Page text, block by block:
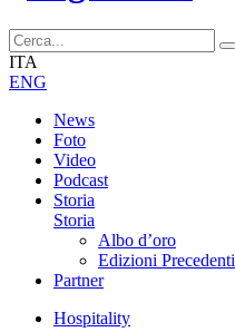
ITA
ENG
News
Foto
Video
Podcast
Storia
Storia
Albo d’oro
Edizioni Precedenti
Partner
Hospitality